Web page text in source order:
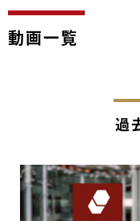
動画一覧
過